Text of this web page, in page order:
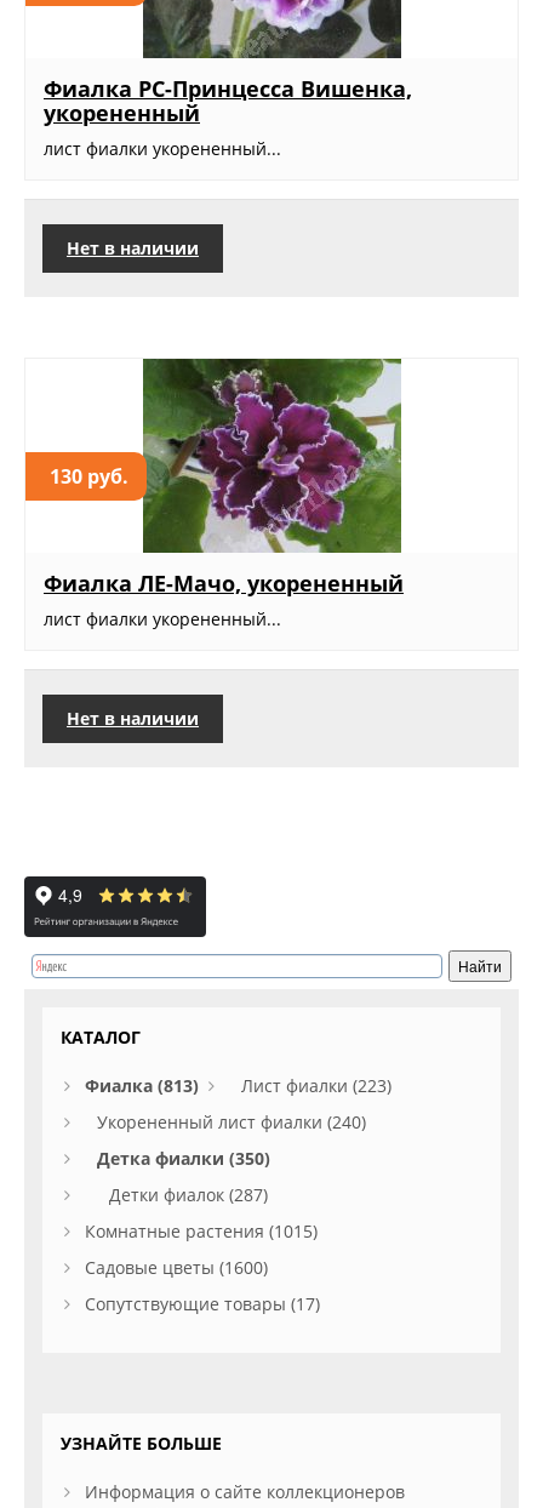
Фиалка РС-Принцесса Вишенка,
укорененный
лист фиалки укорененный...
Нет в наличии
130 руб.
Фиалка ЛЕ-Мачо, укорененный
лист фиалки укорененный...
Нет в наличии
КАТАЛОГ
Фиалка (813)
Лист фиалки (223)
Укорененный лист фиалки (240)
Детка фиалки (350)
Детки фиалок (287)
Комнатные растения (1015)
Садовые цветы (1600)
Сопутствующие товары (17)
УЗНАЙТЕ БОЛЬШЕ
Информация о сайте коллекционеров